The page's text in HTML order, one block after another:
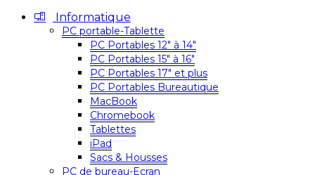
Informatique
PC portable-Tablette
PC Portables 12″ à 14″
PC Portables 15″ à 16″
PC Portables 17″ et plus
PC Portables Bureautique
MacBook
Chromebook
Tablettes
iPad
Sacs & Housses
PC de bureau-Ecran